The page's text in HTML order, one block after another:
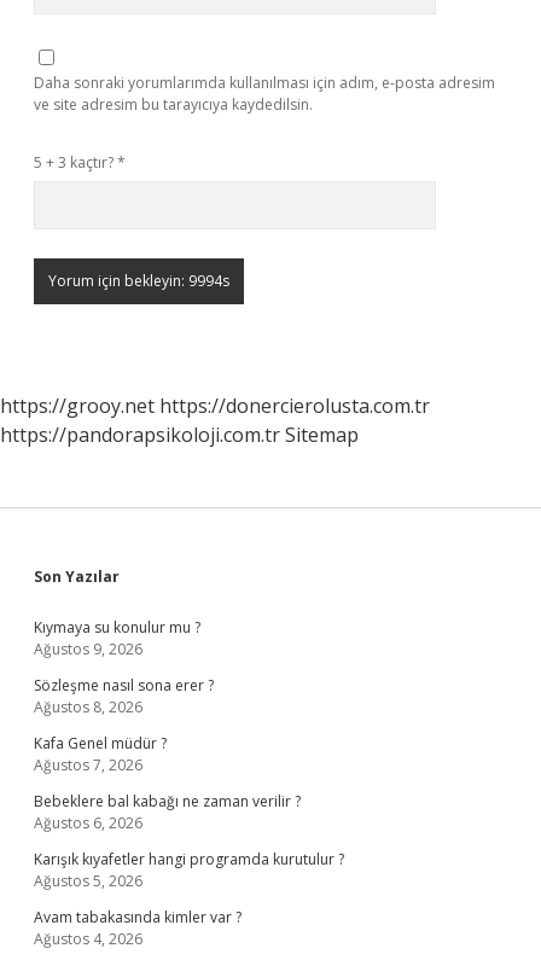
Daha sonraki yorumlarımda kullanılması için adım, e-posta adresim
ve site adresim bu tarayıcıya kaydedilsin.
5 + 3 kaçtır?*
https://grooy.net https://donercierolusta.com.tr
https://pandorapsikoloji.com.trSitemap
Sidebar
Son Yazılar
Kıymaya su konulur mu ?
Ağustos 9, 2026
Sözleşme nasıl sona erer ?
Ağustos 8, 2026
Kafa Genel müdür ?
Ağustos 7, 2026
Bebeklere bal kabağı ne zaman verilir ?
Ağustos 6, 2026
Karışık kıyafetler hangi programda kurutulur ?
Ağustos 5, 2026
Avam tabakasında kimler var ?
Ağustos 4, 2026